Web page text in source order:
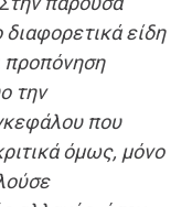
είδη
προπόνηση
την
που
όμως, μόνο